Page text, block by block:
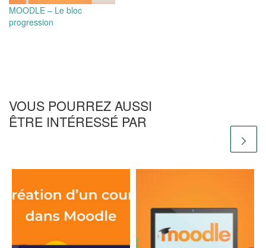
MOODLE – Le bloc
progression
VOUS POURREZ AUSSI
ÊTRE INTÉRESSÉ PAR